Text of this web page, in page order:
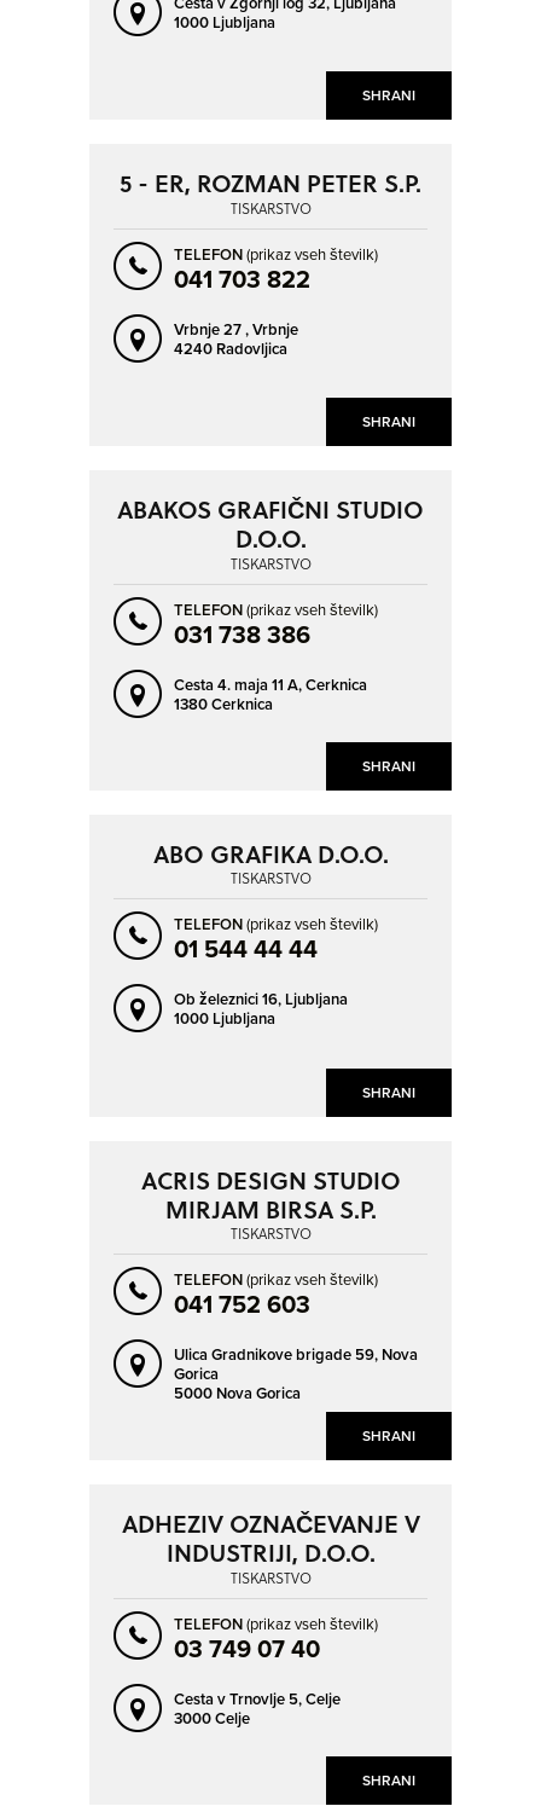
SHRANI
1000 Ljubljana
SHRANI
5 - ER, ROZMAN PETER S.P.
TISKARSTVO
TELEFON(prikaz vseh številk)
041 703 822
Vrbnje 27 ,Vrbnje
4240 Radovljica
SHRANI
ABAKOS GRAFIČNI STUDIO
D.O.O.
TISKARSTVO
TELEFON(prikaz vseh številk)
031 738 386
Cesta 4. maja 11 A,Cerknica
1380 Cerknica
SHRANI
ABO GRAFIKA D.O.O.
TISKARSTVO
TELEFON(prikaz vseh številk)
01 544 44 44
Ob železnici 16, Ljubljana
1000 Ljubljana
SHRANI
ACRIS DESIGN STUDIO
MIRJAM BIRSA S.P.
TISKARSTVO
TELEFON(prikaz vseh številk)
041 752 603
Ulica Gradnikove brigade 59, Nova
Gorica
5000 Nova Gorica
SHRANI
ADHEZIV OZNAČEVANJE V
INDUSTRIJI, D.O.O.
TISKARSTVO
TELEFON(prikaz vseh številk)
03 749 07 40
Cesta v Trnovlje 5,Celje
3000 Celje